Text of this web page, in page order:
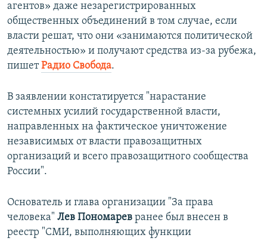
агентов» даже незарегистрированных
общественных объединений в том случае, если
власти решат, что они «занимаются политической
деятельностью» и получают средства из-за рубежа,
пишетРадио Свобода.
В заявлении констатируется "нарастание
системных усилий государственной власти,
направленных на фактическое уничтожение
независимых от власти правозащитных
организаций и всего правозащитного сообщества
России".
Основатель и глава организации "За права
человека" Лев Пономарев ранее был внесен в
реестр "СМИ, выполняющих функции